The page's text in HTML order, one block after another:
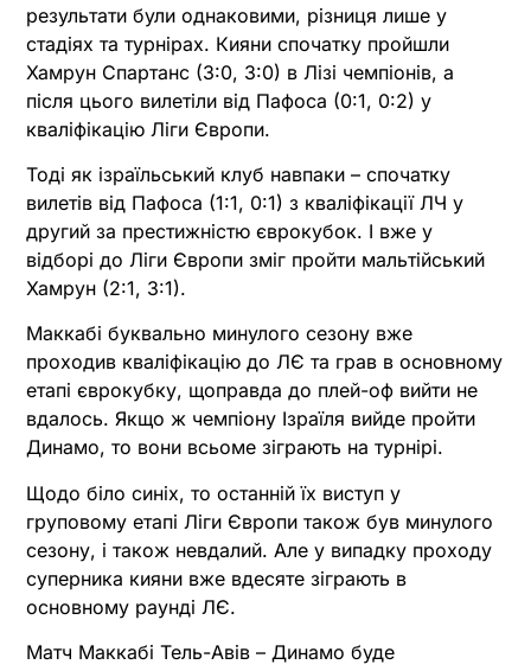
результати були однаковими, різниця лише у
стадіях та турнірах. Кияни спочатку пройшли
Хамрун Спартанс (3:0, 3:0) в Лізі чемпіонів, а
після цього вилетіли від Пафоса (0:1, 0:2) у
кваліфікацію Ліги Європи.
Тоді як ізраїльський клуб навпаки – спочатку
вилетів від Пафоса (1:1, 0:1) з кваліфікації ЛЧ у
другий за престижністю єврокубок. І вже у
відборі до Ліги Європи зміг пройти мальтійський
Хамрун (2:1, 3:1).
Маккабі буквально минулого сезону вже
проходив кваліфікацію до ЛЄ та грав в основному
етапі єврокубку, щоправда до плей-оф вийти не
вдалось. Якщо ж чемпіону Ізраїля вийде пройти
Динамо, то вони всьоме зіграють на турнірі.
Щодо біло синіх, то останній їх виступ у
груповому етапі Ліги Європи також був минулого
сезону, і також невдалий. Але у випадку проходу
суперника кияни вже вдесяте зіграють в
основному раунді ЛЄ.
Матч Маккабі Тель-Авів – Динамо буде